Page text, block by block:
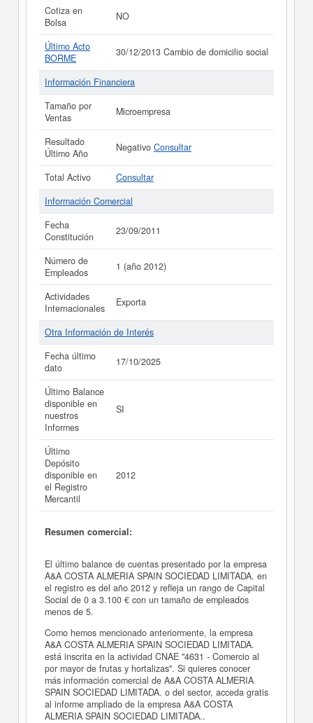
Cotiza en
Bolsa
NO
Último Acto
BORME
30/12/2013 Cambio de domicilio social
Información Financiera
Tamaño por
Ventas
Microempresa
Resultado
Último Año
Negativo Consultar
Total Activo
Consultar
Información Comercial
Fecha
Constitución
23/09/2011
Número de
Empleados
1 (año 2012)
Actividades
Internacionales
Exporta
Otra Información de Interés
Fecha último
dato
17/10/2025
Último Balance
disponible en
nuestros
Informes
SI
Último
Depósito
disponible en
el Registro
Mercantil
2012
Resumen comercial:
El último balance de cuentas presentado por la empresa
A&A COSTA ALMERIA SPAIN SOCIEDAD LIMITADA. en
el registro es del año 2012 y refleja un rango de Capital
Social de 0 a 3.100 € con un tamaño de empleados
menos de 5.
Como hemos mencionado anteriormente, la empresa
A&A COSTA ALMERIA SPAIN SOCIEDAD LIMITADA.
está inscrita en la actividad CNAE "4631 - Comercio al
por mayor de frutas y hortalizas". Si quieres conocer
más información comercial de A&A COSTA ALMERIA
SPAIN SOCIEDAD LIMITADA. o del sector, acceda gratis
al informe ampliado de la empresa A&A COSTA
ALMERIA SPAIN SOCIEDAD LIMITADA..